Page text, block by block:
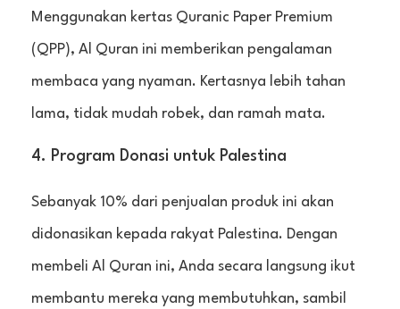
Menggunakan kertas Quranic Paper Premium
(QPP), Al Quran ini memberikan pengalaman
membaca yang nyaman. Kertasnya lebih tahan
lama, tidak mudah robek, dan ramah mata.
4. Program Donasi untuk Palestina
Sebanyak 10% dari penjualan produk ini akan
didonasikan kepada rakyat Palestina. Dengan
membeli Al Quran ini, Anda secara langsung ikut
membantu mereka yang membutuhkan, sambil